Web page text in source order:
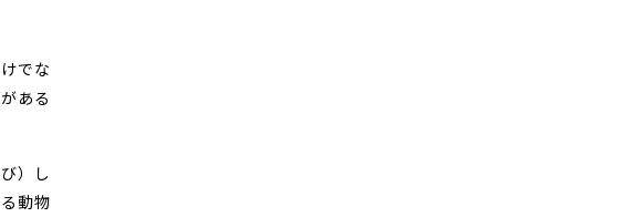
でな
ある
）し
動物